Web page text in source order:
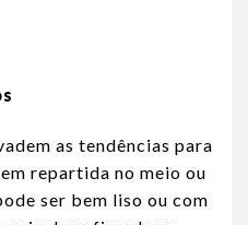
as tendências para
repartida no meio ou
ser bem liso ou com